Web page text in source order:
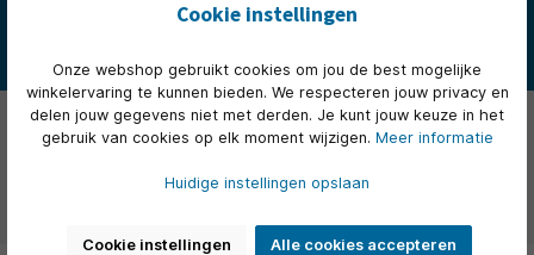
in elke werkomgeving. * Het veeleisende productieproces g…Meer
Eigenschappen
Cookie instellingen
Onze webshop gebruikt cookies om jou de best mogelijke
winkelervaring te kunnen bieden. We respecteren jouw privacy en
delen jouw gegevens niet met derden. Je kunt jouw keuze in het
gebruik van cookies op elk moment wijzigen. Meer informatie
Huidige instellingen opslaan
Cookie instellingen Alle cookies accepteren